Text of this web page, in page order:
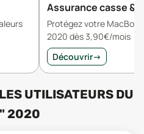
Assurance casse &
Protégez votre MacBook
2020 dès 3,90€/mois
Découvrir→
UTILISATEURS DU
2020